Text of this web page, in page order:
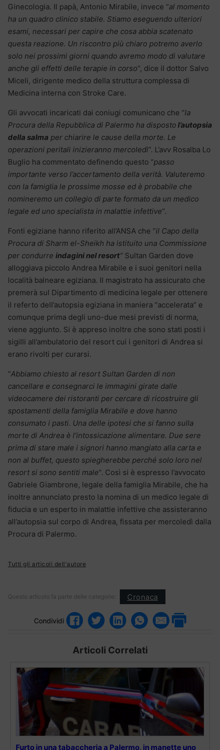
Ginecologia. Il papà, Antonio Mirabile, invece “al momento
ha un quadro clinico stabile. Stiamo eseguendo ulteriori
esami, necessari per capire che cosa abbia scatenato
questa reazione. Un riscontro più chiaro potremo averlo
solo nei prossimi giorni quando avremo modo di valutare
anche gli effetti delle terapie in corso“, dice il dottor Salvo
Miceli, dirigente medico della struttura complessa di
Medicina interna con Stroke Care.
Gli avvocati incaricati dai coniugi comunicano che “la
Procura della Repubblica di Palermo ha disposto l’autopsia
della salma per chiarire le cause della morte. Le
operazioni peritali inizieranno mercoledì“. L’avv Rosalba Lo
Buglio ha commentato definendo questo “passo
importante verso l’accertamento della verità. Valuteremo
con la famiglia le prossime mosse ed è probabile che
nomineremo un collegio di parte formato da un medico
legale ed uno specialista in malattie infettive“.
Fonti egiziane hanno riferito all’ANSA che “il Capo della
Procura di Sharm el-Sheikh ha istituito una Commissione
per condurre indagini nel resort“ Sultan Garden dove
alloggiava piccolo Andrea Mirabile e i suoi genitori nella
località balneare egiziana. Il magistrato ha assicurato che
premerà sul Dipartimento di medicina legale per ottenere
il referto dell’autopsia egiziana in maniera “accelerata” e
comunque prima degli uno-due mesi previsti di norma,
viene aggiunto. Si è appreso inoltre che sono stati posti i
sigilli all’ambulatorio del resort cui i genitori di Andrea si
erano rivolti per curarsi.
“Abbiamo chiesto al resort Sultan Garden di non
cancellare e consegnarci le immagini girate dalle
videocamere dei ristoranti per cercare di ricostruire gli
spostamenti della famiglia Mirabile e dove hanno
consumato i pasti. Una delle ipotesi che si fanno sulla
morte di Andrea è l’intossicazione alimentare. Due sere
prima di stare male i signori hanno mangiato alla carta e
non al buffet, questo spiegherebbe perché solo loro nel
resort si sono sentiti male“. Così si è espresso l’avvocato
Gabriele Giambrone, legale della famiglia Mirabile, che ha
inoltre annunciato presto la nomina di un medico legale di
fiducia e un esperto in malattie infettive che assisteranno
all’autopsia sul corpo di Andrea, fissata per mercoledì dalla
Procura di Palermo.
Tutti gli articoli dell'autore
Questo articolo fa parte delle categorie: Cronaca
Condividi
Articoli Correlati
Furto in una tabaccheria a Palermo, in manette uno